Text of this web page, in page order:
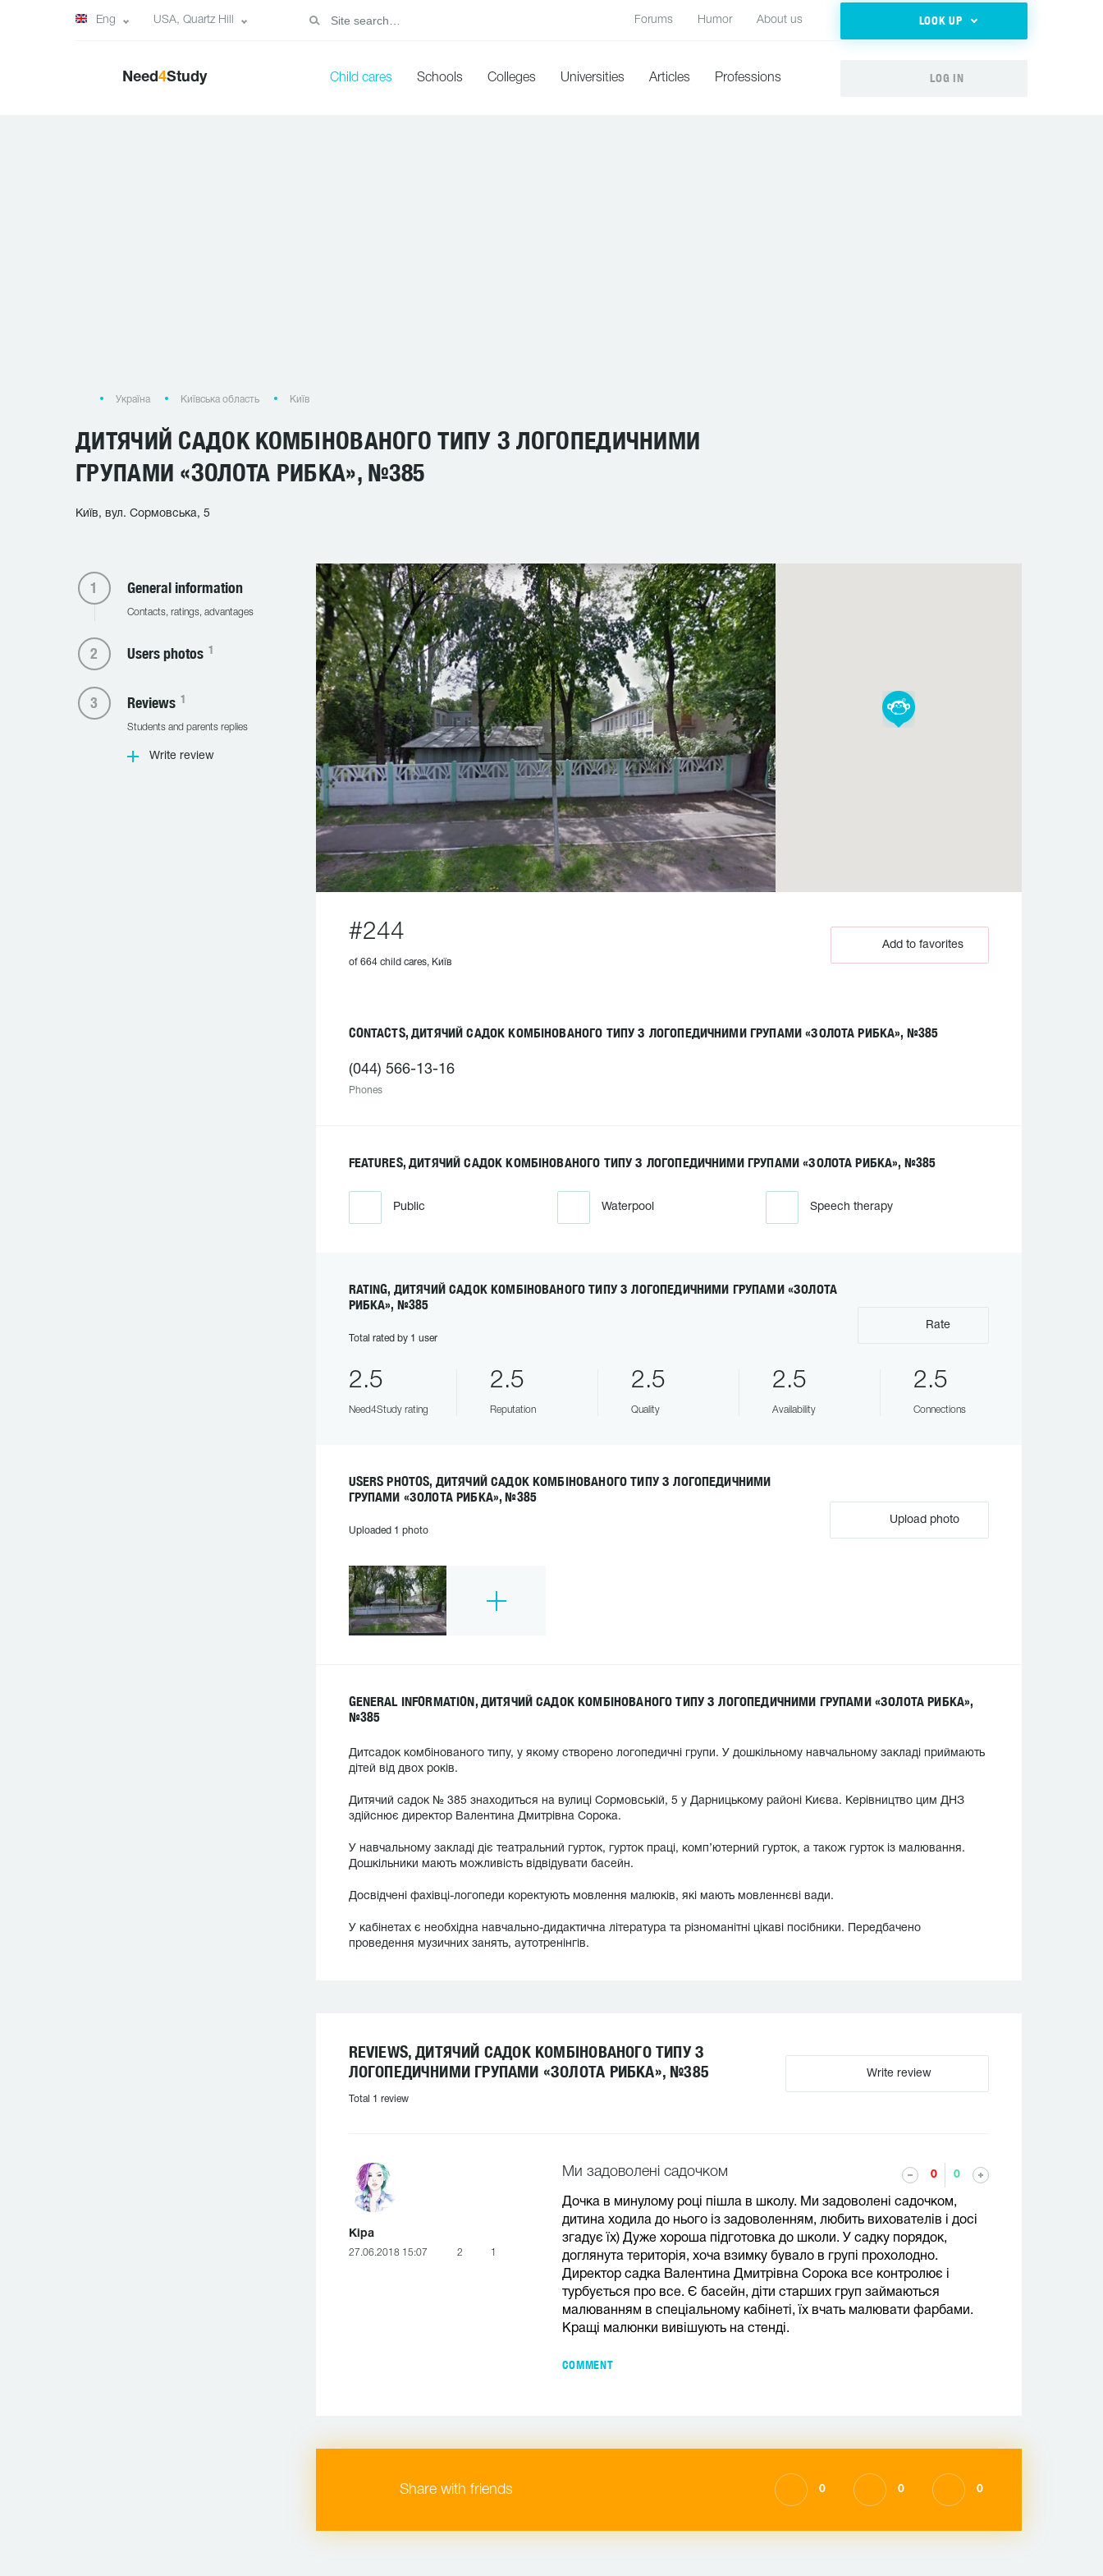
Eng USA, Quartz Hill Forums Humor About us LOOK UP
Need4Study Child cares Schools Colleges Universities Articles Professions LOG IN
Україна Київська область Київ
ДИТЯЧИЙ САДОК КОМБІНОВАНОГО ТИПУ З ЛОГОПЕДИЧНИМИ
ГРУПАМИ «ЗОЛОТА РИБКА», №385
Київ, вул. Сормовська, 5
General information
Contacts, ratings, advantages
Users photos 1
Reviews 1
Students and parents replies
Write review
#244
of 664 child cares, Київ
Add to favorites
CONTACTS, ДИТЯЧИЙ САДОК КОМБІНОВАНОГО ТИПУ З ЛОГОПЕДИЧНИМИ ГРУПАМИ «ЗОЛОТА РИБКА», №385
(044) 566-13-16
Phones
FEATURES, ДИТЯЧИЙ САДОК КОМБІНОВАНОГО ТИПУ З ЛОГОПЕДИЧНИМИ ГРУПАМИ «ЗОЛОТА РИБКА», №385
Public Waterpool Speech therapy
RATING, ДИТЯЧИЙ САДОК КОМБІНОВАНОГО ТИПУ З ЛОГОПЕДИЧНИМИ ГРУПАМИ «ЗОЛОТА
РИБКА», №385
Total rated by 1 user
Rate
2.5
Need4Study rating
2.5
Reputation
2.5
Quality
2.5
Availability
2.5
Connections
USERS PHOTOS, ДИТЯЧИЙ САДОК КОМБІНОВАНОГО ТИПУ З ЛОГОПЕДИЧНИМИ
ГРУПАМИ «ЗОЛОТА РИБКА», №385
Uploaded 1 photo
Upload photo
GENERAL INFORMATION, ДИТЯЧИЙ САДОК КОМБІНОВАНОГО ТИПУ З ЛОГОПЕДИЧНИМИ ГРУПАМИ «ЗОЛОТА РИБКА»,
№385
Дитсадок комбінованого типу, у якому створено логопедичні групи. У дошкільному навчальному закладі приймають
дітей від двох років.
Дитячий садок № 385 знаходиться на вулиці Сормовській, 5 у Дарницькому районі Києва. Керівництво цим ДНЗ
здійснює директор Валентина Дмитрівна Сорока.
У навчальному закладі діє театральний гурток, гурток праці, комп’ютерний гурток, а також гурток із малювання.
Дошкільники мають можливість відвідувати басейн.
Досвідчені фахівці-логопеди коректують мовлення малюків, які мають мовленнєві вади.
У кабінетах є необхідна навчально-дидактична література та різноманітні цікаві посібники. Передбачено
проведення музичних занять, аутотренінгів.
REVIEWS, ДИТЯЧИЙ САДОК КОМБІНОВАНОГО ТИПУ З
ЛОГОПЕДИЧНИМИ ГРУПАМИ «ЗОЛОТА РИБКА», №385
Total 1 review
Write review
Кіра
27.06.2018 15:07 2 1
Ми задоволені садочком 0 0
Дочка в минулому році пішла в школу. Ми задоволені садочком,
дитина ходила до нього із задоволенням, любить вихователів і досі
згадує їх) Дуже хороша підготовка до школи. У садку порядок,
доглянута територія, хоча взимку бувало в групі прохолодно.
Директор садка Валентина Дмитрівна Сорока все контролює і
турбується про все. Є басейн, діти старших груп займаються
малюванням в спеціальному кабінеті, їх вчать малювати фарбами.
Кращі малюнки вивішують на стенді.
COMMENT
Share with friends 0 0 0